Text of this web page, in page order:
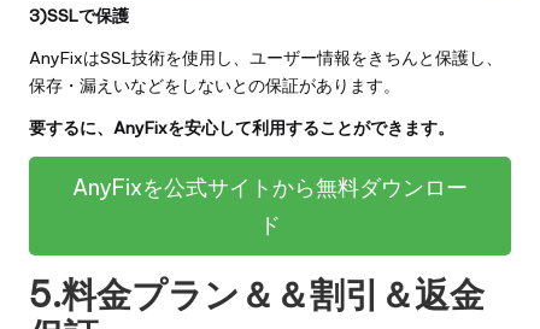
3)SSLで保護
AnyFixはSSL技術を使用し、ユーザー情報をきちんと保護し、
保存・漏えいなどをしないとの保証があります。
要するに、AnyFixを安心して利用することができます。
AnyFixを公式サイトから無料ダウンロー
ド
5.料金プラン＆＆割引＆返金